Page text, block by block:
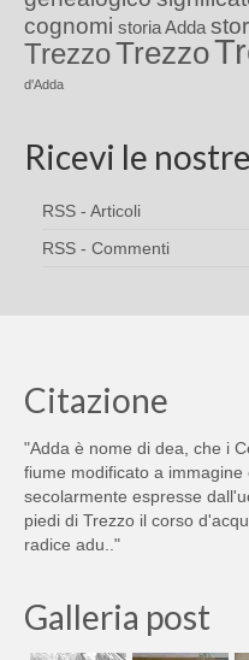
cognomi storia Adda
TrezzoTrezzo
d'Adda
Ricevi le
RSS - Articoli
RSS - Commenti
Citazione
"Adda è nome di dea, che i
fiume modificato a
secolarmente espresse
piedi di Trezzo il corso
radice adu.."
Galleria post